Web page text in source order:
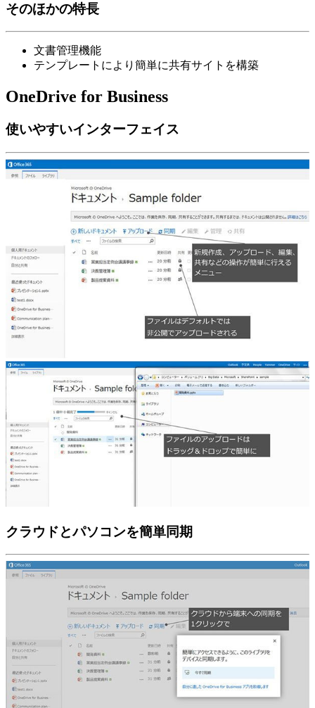
そのほかの特長
文書管理機能
テンプレートにより簡単に共有サイトを構築
OneDrive for Business
使いやすいインターフェイス
クラウドとパソコンを簡単同期